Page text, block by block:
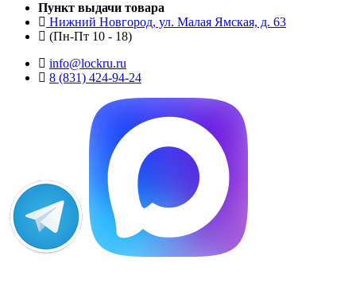
Пункт выдачи товара
Нижний Новгород, ул. Малая Ямская, д. 63
(Пн-Пт 10 - 18)
info@lockru.ru
8 (831) 424-94-24